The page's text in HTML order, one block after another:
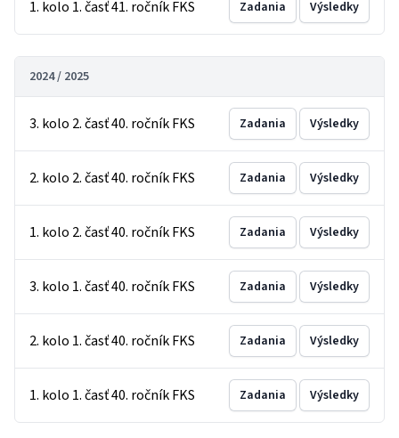
1. kolo 1. časť 41. ročník FKS Zadania Výsledky
2024 / 2025
3. kolo 2. časť 40. ročník FKS Zadania Výsledky
2. kolo 2. časť 40. ročník FKS Zadania Výsledky
1. kolo 2. časť 40. ročník FKS Zadania Výsledky
3. kolo 1. časť 40. ročník FKS Zadania Výsledky
2. kolo 1. časť 40. ročník FKS Zadania Výsledky
1. kolo 1. časť 40. ročník FKS Zadania Výsledky